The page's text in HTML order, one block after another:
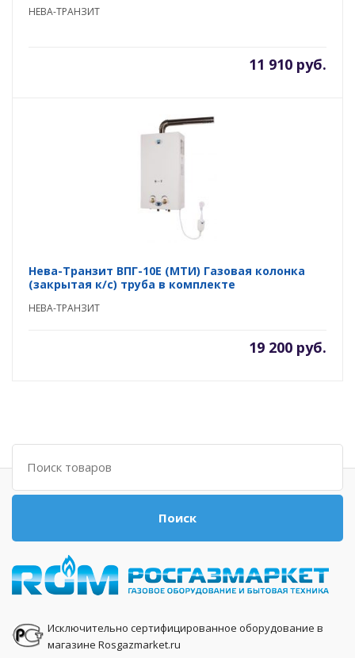
НЕВА-ТРАНЗИТ
11 910 руб.
Нева-Транзит ВПГ-10E (MTИ) Газовая колонка
(закрытая к/с) труба в комплекте
НЕВА-ТРАНЗИТ
19 200 руб.
Поиск
Поиск
Исключительно сертифицированное оборудование в
магазине Rosgazmarket.ru